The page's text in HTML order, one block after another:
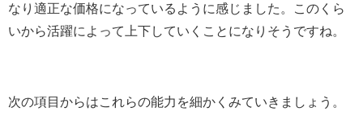
なり適正な価格になっているように感じました。このくら
いから活躍によって上下していくことになりそうですね。
次の項目からはこれらの能力を細かくみていきましょう。